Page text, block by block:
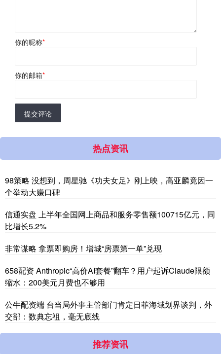
你的昵称*
你的邮箱*
提交评论
热点资讯
98策略 没想到，周星驰《功夫女足》刚上映，高亚麟竟因一
个举动大赚口碑
信通实盘 上半年全国网上商品和服务零售额100715亿元，同
比增长5.2%
非常谋略 拿票即购房！增城“房票第一单”兑现
658配资 Anthropic“高价AI套餐”翻车？用户起诉Claude限额
缩水：200美元月费也不够用
公牛配资端 台当局外事主管部门肯定日菲海域划界谈判，外
交部：数典忘祖，毫无底线
推荐资讯